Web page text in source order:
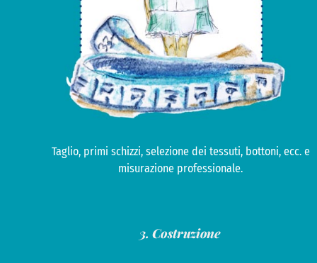
Taglio, primi schizzi, selezione dei tessuti, bottoni, ecc. e
misurazione professionale.
3. Costruzione